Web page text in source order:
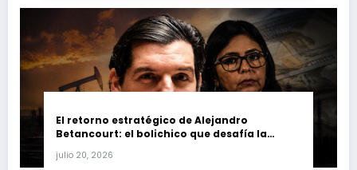
El retorno estratégico de Alejandro
Betancourt: el bolichico que desafía la
petrolera venezolana
julio 20, 2026